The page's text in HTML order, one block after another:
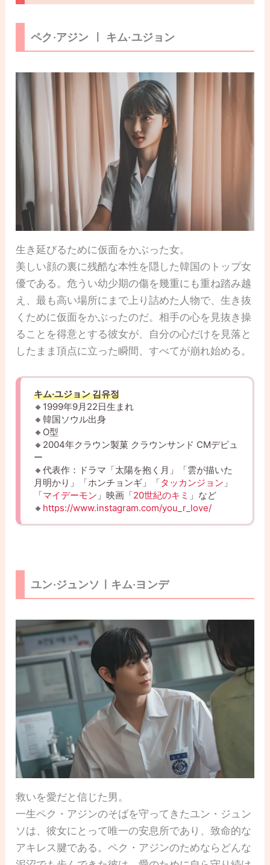
ペク·アジン ㅣ キム·ユジョン
生き延びるために仮面をかぶった女。
美しい顔の裏に残酷な本性を隠した韓国のトップ女
優である。危うい幼少期の傷を幾重にも重ね踏み越
え、最も高い場所にまで上り詰めた人物で、生き抜
くために仮面をかぶったのだ。相手の心を見抜き操
ることを得意とする彼女が、自分の心だけを見落と
したまま頂点に立った瞬間、すべてが崩れ始める。
キム·ユジョン 김유정
🔸1999年9月22日生まれ
🔸韓国ソウル出身
🔸O型
🔸2004年クラウン製菓 クラウンサンド CMデビュ
ー
🔸代表作：ドラマ「太陽を抱く月」「雲が描いた
月明かり」「ホンチョンギ」「タッカンジョン 」
「マイデーモン 」映画「20世紀のキミ 」など
🔸 https://www.instagram.com/you_r_love/
ユン·ジュンソㅣキム·ヨンデ
救いを愛だと信じた男。
一生ペク・アジンのそばを守ってきたユン・ジュン
ソは、彼女にとって唯一の安息所であり、致命的な
アキレス腱である。ペク・アジンのためならどんな